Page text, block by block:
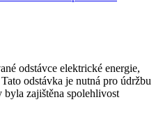
odstávce elektrické energie,
odstávka je nutná pro údržbu
byla zajištěna spolehlivost